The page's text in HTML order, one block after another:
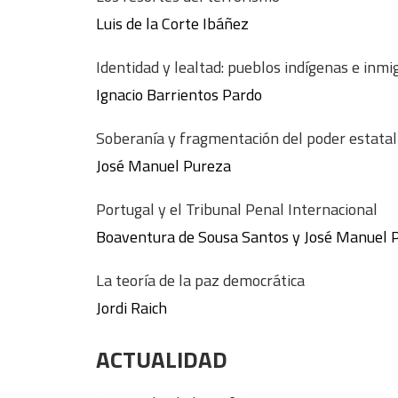
Luis de la Corte Ibáñez
Identidad y lealtad: pueblos indígenas e
Ignacio Barrientos Pardo
Soberanía y fragmentación del poder estatal
José Manuel Pureza
Portugal y el Tribunal Penal Internacional
Boaventura de Sousa Santos y José Manuel
La teoría de la paz democrática
Jordi Raich
ACTUALIDAD